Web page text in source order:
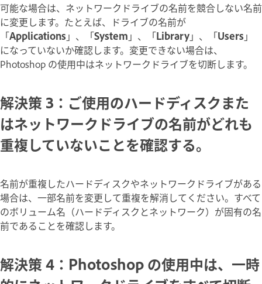
可能な場合は、ネットワークドライブの名前を競合しない名前
に変更します。たとえば、ドライブの名前が
「Applications 」、「System 」、「Library」、「Users 」
になっていないか確認します。変更できない場合は、
Photoshop の使用中はネットワークドライブを切断します。
解決策 3：ご使用のハードディスクまた
はネットワークドライブの名前がどれも
重複していないことを確認する。
名前が重複したハードディスクやネットワークドライブがある
場合は、一部名前を変更して重複を解消してください。すべて
のボリューム名（ハードディスクとネットワーク）が固有の名
前であることを確認します。
解決策 4：Photoshop の使用中は、一時